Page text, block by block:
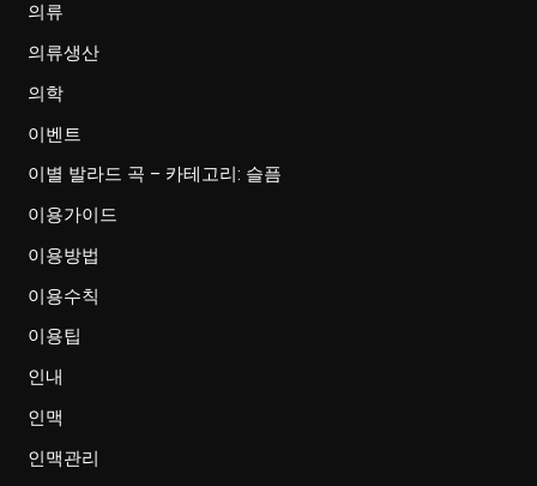
의류
의류생산
의학
이벤트
이별 발라드 곡 – 카테고리: 슬픔
이용가이드
이용방법
이용수칙
이용팁
인내
인맥
인맥관리